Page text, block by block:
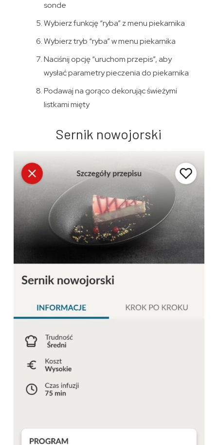
sonde
Wybierz funkcję “ryba” z menu piekarnika
Wybierz tryb “ryba” w menu piekarnika
Naciśnij opcję “uruchom przepis”, aby
wysłać parametry pieczenia do piekarnika
Podawaj na gorąco dekorując świeżymi
listkami mięty
Sernik nowojorski